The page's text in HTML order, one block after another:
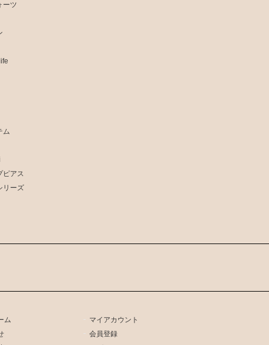
ーツ
ム
ピアス
リーズ
ム
マイアカウント
会員登録